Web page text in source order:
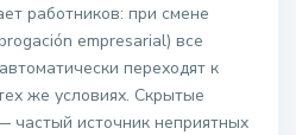
работников: при смене
empresarial) все
переходят к
же условиях. Скрытые
частый источник неприятных